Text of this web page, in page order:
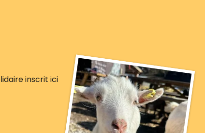
inscrit ici